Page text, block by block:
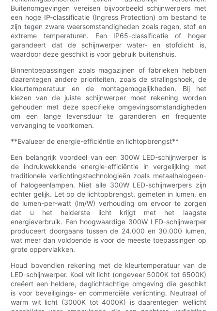
Buitenomgevingen vereisen bijvoorbeeld schijnwerpers met
een hoge IP-classificatie (Ingress Protection) om bestand te
zijn tegen zware weersomstandigheden zoals regen, stof en
extreme temperaturen. Een IP65-classificatie of hoger
garandeert dat de schijnwerper water- en stofdicht is,
waardoor deze geschikt is voor gebruik buitenshuis.
Binnentoepassingen zoals magazijnen of fabrieken hebben
daarentegen andere prioriteiten, zoals de stralingshoek, de
kleurtemperatuur en de montagemogelijkheden. Bij het
kiezen van de juiste schijnwerper moet rekening worden
gehouden met deze specifieke omgevingsomstandigheden
om een ​​lange levensduur te garanderen en frequente
vervanging te voorkomen.
**Evalueer de energie-efficiëntie en lichtopbrengst**
Een belangrijk voordeel van een 300W LED-schijnwerper is
de indrukwekkende energie-efficiëntie in vergelijking met
traditionele verlichtingstechnologieën zoals metaalhalogeen-
of halogeenlampen. Niet alle 300W LED-schijnwerpers zijn
echter gelijk. Let op de lichtopbrengst, gemeten in lumen, en
de lumen-per-watt (lm/W) verhouding om ervoor te zorgen
dat u het helderste licht krijgt met het laagste
energieverbruik. Een hoogwaardige 300W LED-schijnwerper
produceert doorgaans tussen de 24.000 en 30.000 lumen,
wat meer dan voldoende is voor de meeste toepassingen op
grote oppervlakken.
Houd bovendien rekening met de kleurtemperatuur van de
LED-schijnwerper. Koel wit licht (ongeveer 5000K tot 6500K)
creëert een heldere, daglichtachtige omgeving die geschikt
is voor beveiligings- en commerciële verlichting. Neutraal of
warm wit licht (3000K tot 4000K) is daarentegen wellicht